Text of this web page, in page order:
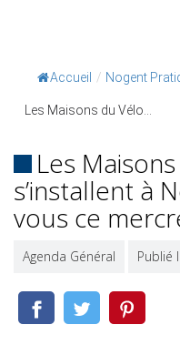
Accueil / Nogent
Les Maisons du Vélo...
Les
s’installent à
vous ce
Agenda Général Publié